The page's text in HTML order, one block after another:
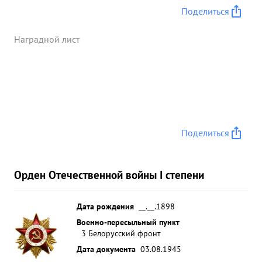
встречающие труднос Дисциплиниро ван
настойчивов проведении наме ченных
Поделиться
Наградной лист
Поделиться
Орден Отечественной войны I степени
Дата рождения
__.__.1898
Военно-пересыльный пункт
3 Белорусский фронт
Дата документа 03.08.1945